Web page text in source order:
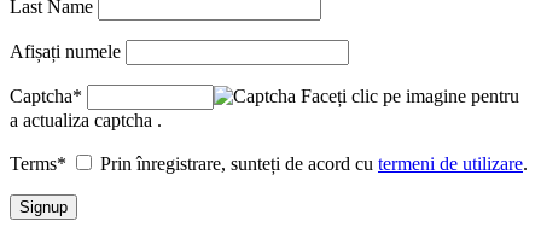
Last Name
Afișați numele
Captcha*
Faceți clic pe imagine pentru
a actualiza captcha .
Terms* Prin înregistrare, sunteți de acord cu termeni de utilizare.